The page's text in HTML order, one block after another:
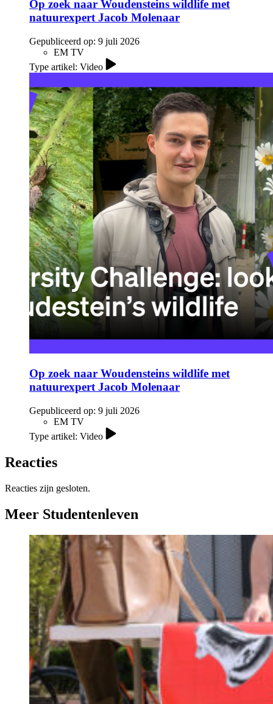
Op zoek naar Woudensteins wildlife met
natuurexpert Jacob Molenaar
Gepubliceerd op: 9 juli 2026
EM TV
Type artikel: Video
Op zoek naar Woudensteins wildlife met
natuurexpert Jacob Molenaar
Gepubliceerd op: 9 juli 2026
EM TV
Type artikel: Video
Reacties
Reacties zijn gesloten.
Meer Studentenleven